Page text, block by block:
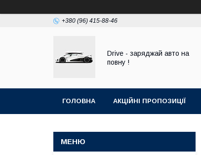
+380 (96) 415-88-46
Drive - заряджай авто на
повну !
ГОЛОВНА АКЦІЙНІ ПРОПОЗИЦІЇ